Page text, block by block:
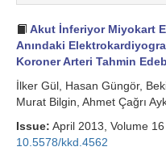
Akut İnferiyor Miyokart
Anındaki
Koroner Arteri Tahmin
İlker Gül, Hasan Güngör,
Murat Bilgin, Ahmet Çağrı
Issue: April 2013, Volume
10.5578/kkd.4562